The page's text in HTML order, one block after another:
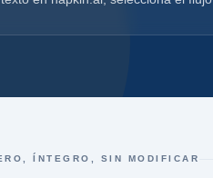
ÍNTEGRO, SIN MODIFICAR